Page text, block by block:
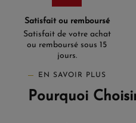
Satisfait ou remboursé
Satisfait de votre achat
ou remboursé sous 15
jours.
EN SAVOIR PLUS
Pourquoi